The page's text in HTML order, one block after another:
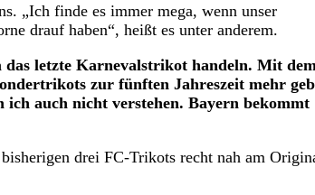
„Ich finde es immer mega, wenn unser
drauf haben“, heißt es unter anderem.
letzte Karnevalstrikot handeln. Mit dem
zur fünften Jahreszeit mehr
auch nicht verstehen. Bayern bekommt
drei FC-Trikots recht nah am